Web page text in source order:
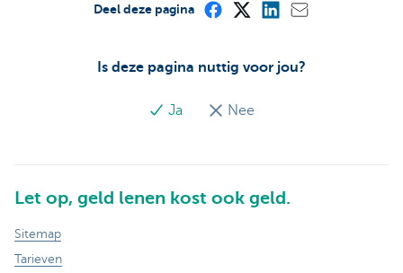
Is deze pagina nuttig voor jou?
Ja Nee
Deel deze pagina
Let op, geld lenen kost ook geld.
Sitemap
Tarieven